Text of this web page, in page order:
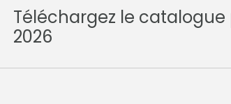
Téléchargez le catalogue
2026